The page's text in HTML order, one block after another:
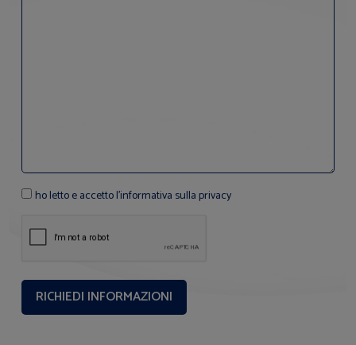
ho letto e accetto l'informativa sulla privacy